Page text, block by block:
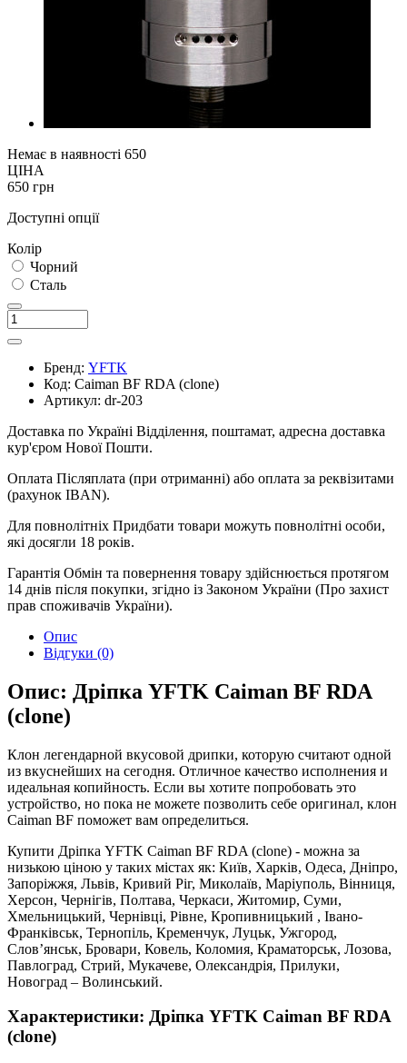
Немає в наявності 650
ЦІНА
650 грн
Доступні опції
Колір
Чорний
Сталь
Бренд: YFTK
Код: Caiman BF RDA (clone)
Артикул: dr-203
Доставка по Україні Відділення, поштамат, адресна доставка
кур'єром Нової Пошти.
Оплата Післяплата (при отриманні) або оплата за реквізитами
(рахунок IBAN).
Для повнолітніх Придбати товари можуть повнолітні особи,
які досягли 18 років.
Гарантія Обмін та повернення товару здійснюється протягом
14 днів після покупки, згідно із Законом України (Про захист
прав споживачів України).
Опис
Відгуки (0)
Опис: Дріпка YFTK Caiman BF RDA
(clone)
Клон легендарной вкусовой дрипки, которую считают одной
из вкуснейших на сегодня. Отличное качество исполнения и
идеальная копийность. Если вы хотите попробовать это
устройство, но пока не можете позволить себе оригинал, клон
Caiman BF поможет вам определиться.
Купити Дріпка YFTK Caiman BF RDA (clone) - можна за
низькою ціною у таких містах як: Київ, Харків, Одеса, Дніпро,
Запоріжжя, Львів, Кривий Ріг, Миколаїв, Маріуполь, Вінниця,
Херсон, Чернігів, Полтава, Черкаси, Житомир, Суми,
Хмельницький, Чернівці, Рівне, Кропивницький , Івано-
Франківськ, Тернопіль, Кременчук, Луцьк, Ужгород,
Слов’янськ, Бровари, Ковель, Коломия, Краматорськ, Лозова,
Павлоград, Стрий, Мукачеве, Олександрія, Прилуки,
Новоград – Волинський.
Характеристики: Дріпка YFTK Caiman BF RDA
(clone)